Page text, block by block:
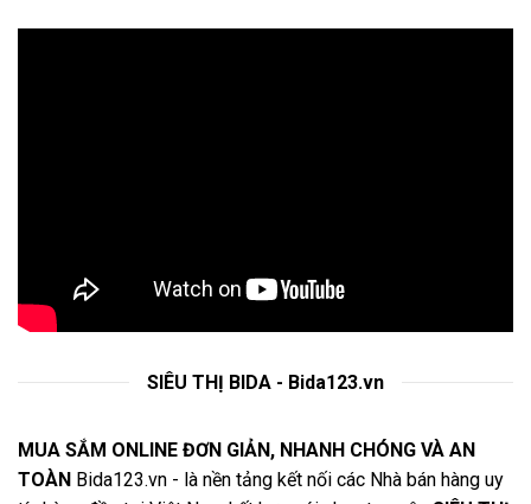
SIÊU THỊ BIDA - Bida123.vn
MUA SẮM ONLINE ĐƠN GIẢN, NHANH CHÓNG VÀ AN
TOÀN Bida123.vn - là nền tảng kết nối các Nhà bán hàng uy